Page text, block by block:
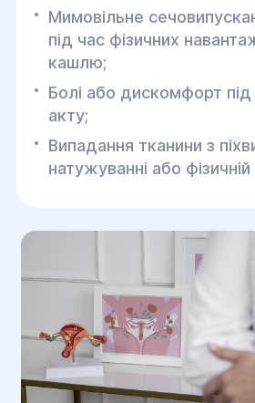
Мимовільне
під час фізичних
кашлю;
Болі або дискомфорт під
акту;
Випадання тканини з
натужуванні або фізичній